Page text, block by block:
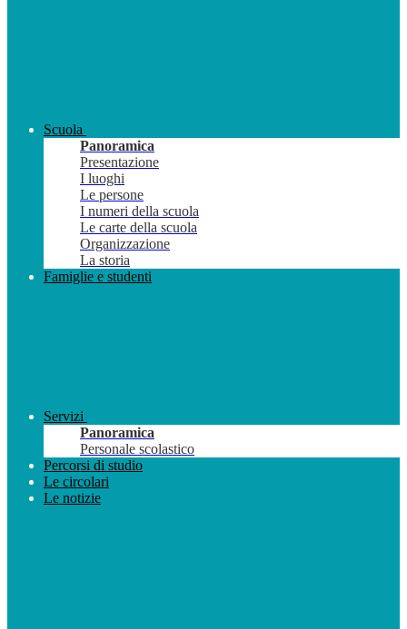
Scuola
Panoramica
Presentazione
I luoghi
Le persone
I numeri della scuola
Le carte della scuola
Organizzazione
La storia
Famiglie e studenti
Servizi
Panoramica
Personale scolastico
Percorsi di studio
Le circolari
Le notizie